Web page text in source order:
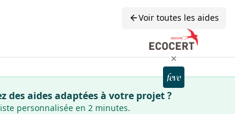
Voir toutes les aides
×
des aides adaptées à votre projet ?
personnalisée en 2 minutes.